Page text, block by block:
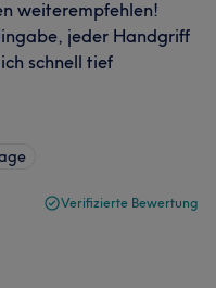
weiterempfehlen!
jeder Handgriff
schnell tief
Verifizierte Bewertung